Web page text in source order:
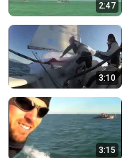
2:47
3:10
3:15